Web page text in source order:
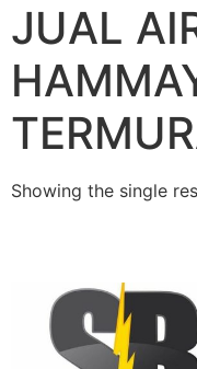
JUAL
Showing the single